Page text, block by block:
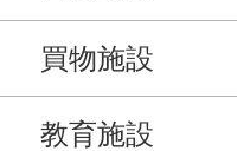
買物施設
教育施設